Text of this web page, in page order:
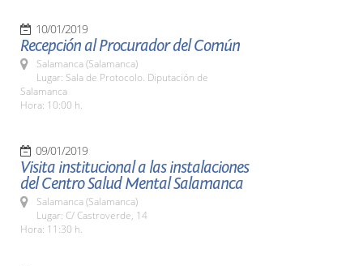
10/01/2019
Recepción al Procurador del Común
Salamanca (Salamanca)
Lugar: Sala de Protocolo. Diputación de
Salamanca
Hora: 10:00 h.
09/01/2019
Visita institucional a las instalaciones
del Centro Salud Mental Salamanca
Salamanca (Salamanca)
Lugar: C/ Castroverde, 14
Hora: 11:30 h.